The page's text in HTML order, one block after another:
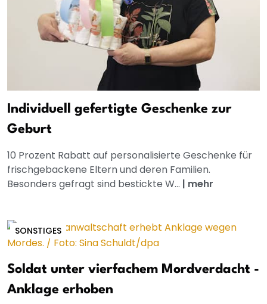
Individuell gefertigte Geschenke zur
Geburt
10 Prozent Rabatt auf personalisierte Geschenke für
frischgebackene Eltern und deren Familien.
Besonders gefragt sind bestickte W... | mehr
SONSTIGES
Soldat unter vierfachem Mordverdacht -
Anklage erhoben